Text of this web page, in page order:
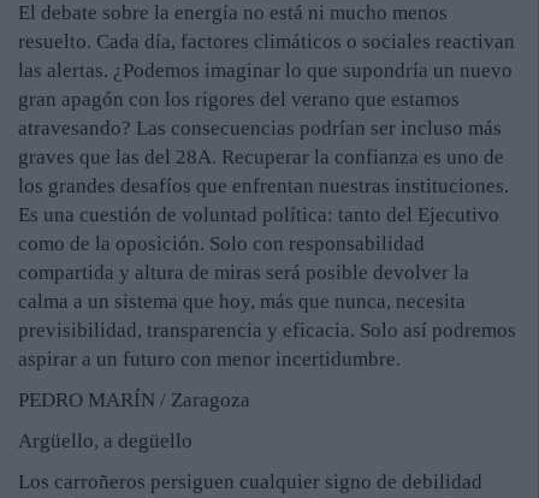
El debate sobre la energía no está ni mucho menos
resuelto. Cada día, factores climáticos o sociales reactivan
las alertas. ¿Podemos imaginar lo que supondría un nuevo
gran apagón con los rigores del verano que estamos
atravesando? Las consecuencias podrían ser incluso más
graves que las del 28A. Recuperar la confianza es uno de
los grandes desafíos que enfrentan nuestras instituciones.
Es una cuestión de voluntad política: tanto del Ejecutivo
como de la oposición. Solo con responsabilidad
compartida y altura de miras será posible devolver la
calma a un sistema que hoy, más que nunca, necesita
previsibilidad, transparencia y eficacia. Solo así podremos
aspirar a un futuro con menor incertidumbre.
PEDRO MARÍN / Zaragoza
Argüello, a degüello
Los carroñeros persiguen cualquier signo de debilidad